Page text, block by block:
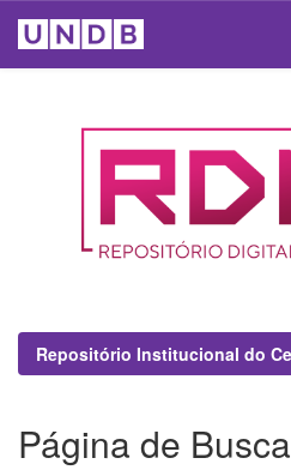
Repositório Institucional do
Página de Busca